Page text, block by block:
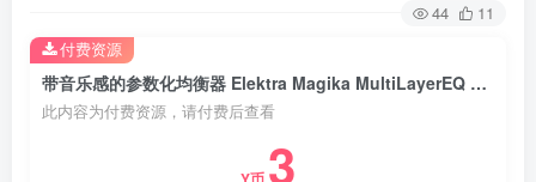
44 11
带音乐感的参数化均衡器 Elektra Magika MultiLayerEQ v1.0.1 U2B Mac
此内容为付费资源，请付费后查看
3
付费资源